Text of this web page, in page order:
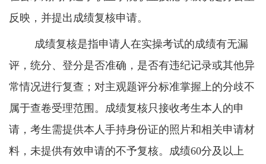
反映 ， 并提出成绩复核申请。
成绩复核是指申请人在实操考试的成绩有无漏
评，统分、登分是否准确，是否有违纪记录或其他异
常情况进行复查；对主观题评分标准掌握上的分歧不
属于查卷受理范围。成绩复核只接收考生本人的申
请，考生需提供本人手持身份证的照片和相关申请材
料，未提供有效申请的不予复核。成绩60分及以上